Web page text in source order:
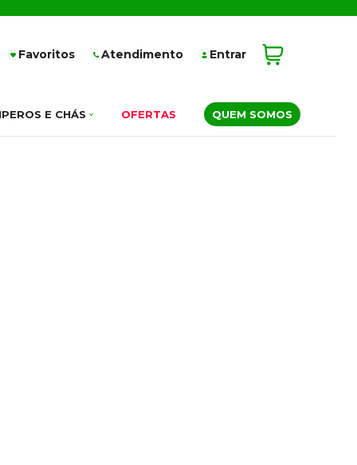
Favoritos Atendimento Entrar
E CHÁS OFERTAS QUEM SOMOS